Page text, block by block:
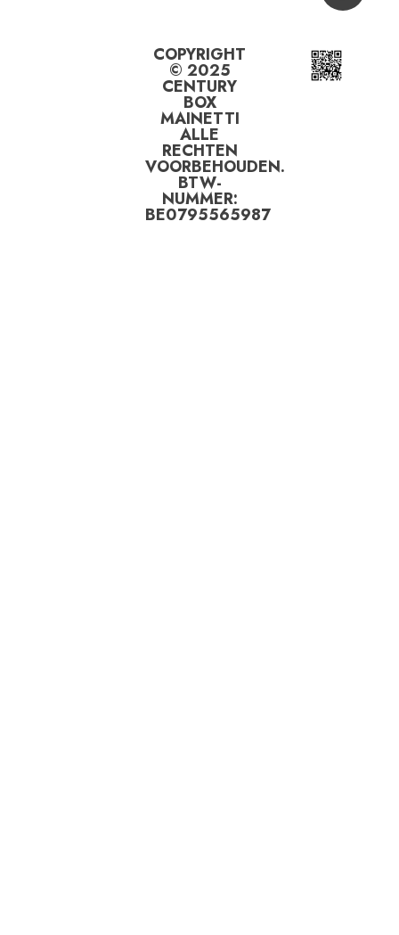
COPYRIGHT
© 2025
CENTURY
BOX
MAINETTI
ALLE
RECHTEN
VOORBEHOUDEN.
BTW-
NUMMER:
BE0795565987